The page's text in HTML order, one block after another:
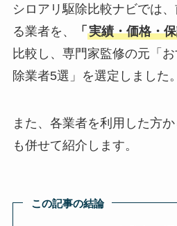
シロアリ駆除比較ナビでは
る業者を、
「 実績・価格・
比較し、専門家監修の元「
除業者5選」を選定しました。
また、各業者を利用した方
も併せて紹介します。
この記事の結論